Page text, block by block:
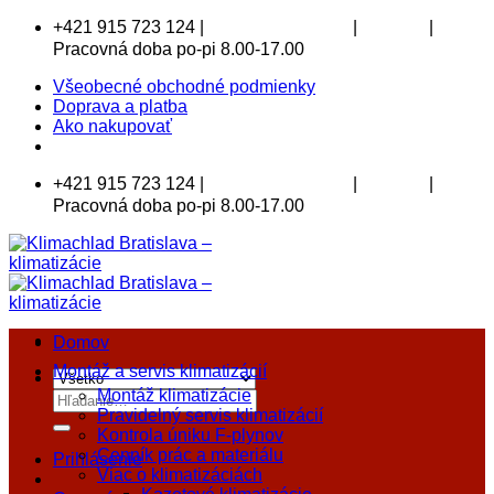
Skip
+421 915 723 124 |
Pracovná doba po-pi 8.00-17.00
Všeobecné obchodné podmienky
Doprava a platba
Ako nakupovať
+421 915 723 124 |
Pracovná doba po-pi 8.00-17.00
Hľadať:
Prihlásenie
Domov
Montáž a servis klimatizácií
Montáž klimatizácie
Pravidelný servis klimatizácií
Kontrola úniku F-plynov
Cenník prác a materiálu
Viac o klimatizáciách